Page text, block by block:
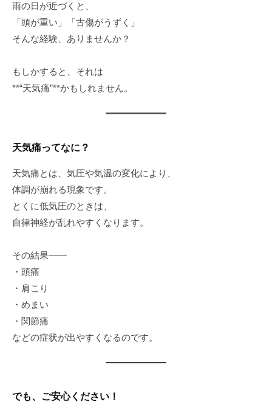
雨の日が近づくと、
「頭が重い」「古傷がうずく」
そんな経験、ありませんか？
もしかすると、それは
**“天気痛”**かもしれません。
天気痛ってなに？
天気痛とは、気圧や気温の変化により、
体調が崩れる現象です。
とくに低気圧のときは、
自律神経が乱れやすくなります。
その結果――
・頭痛
・肩こり
・めまい
・関節痛
などの症状が出やすくなるのです。
でも、ご安心ください！